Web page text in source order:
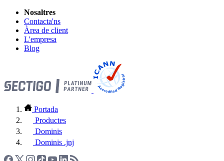
Nosaltres
Contacta'ns
Àrea de client
L'empresa
Blog
Portada
Productes
Dominis
Dominis .jnj